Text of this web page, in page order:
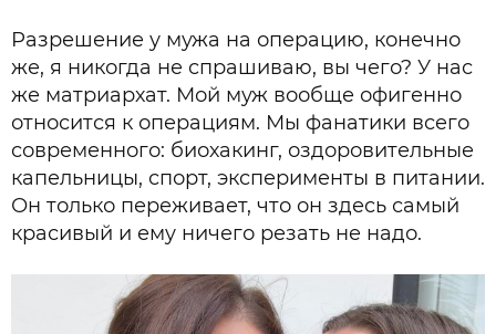
Разрешение у мужа на операцию, конечно
же, я никогда не спрашиваю, вы чего? У нас
же матриархат. Мой муж вообще офигенно
относится к операциям. Мы фанатики всего
современного: биохакинг, оздоровительные
капельницы, спорт, эксперименты в питании.
Он только переживает, что он здесь самый
красивый и ему ничего резать не надо.